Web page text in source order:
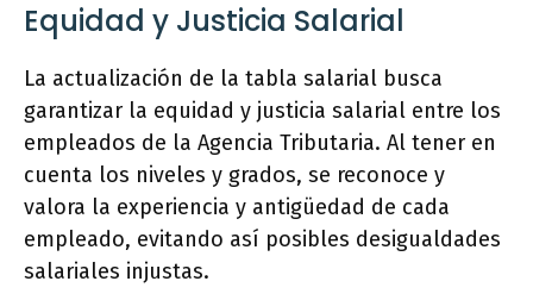
Equidad y Justicia Salarial
La actualización de la tabla salarial busca
garantizar la equidad y justicia salarial entre los
empleados de la Agencia Tributaria. Al tener en
cuenta los niveles y grados, se reconoce y
valora la experiencia y antigüedad de cada
empleado, evitando así posibles desigualdades
salariales injustas.